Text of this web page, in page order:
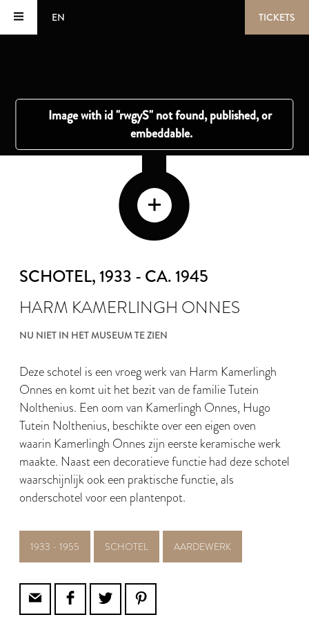
EN TICKETS
SCHOTEL, 1933 - CA. 1945
HARM KAMERLINGH ONNES
NU NIET IN HET MUSEUM TE ZIEN
Deze schotel is een vroeg werk van Harm Kamerlingh
Onnes en komt uit het bezit van de familie Tutein
Nolthenius. Een oom van Kamerlingh Onnes, Hugo
Tutein Nolthenius, beschikte over een eigen oven
waarin Kamerlingh Onnes zijn eerste keramische werk
maakte. Naast een decoratieve functie had deze schotel
waarschijnlijk ook een praktische functie, als
onderschotel voor een plantenpot.
1933 - 1955 SCHOTEL AARDEWERK